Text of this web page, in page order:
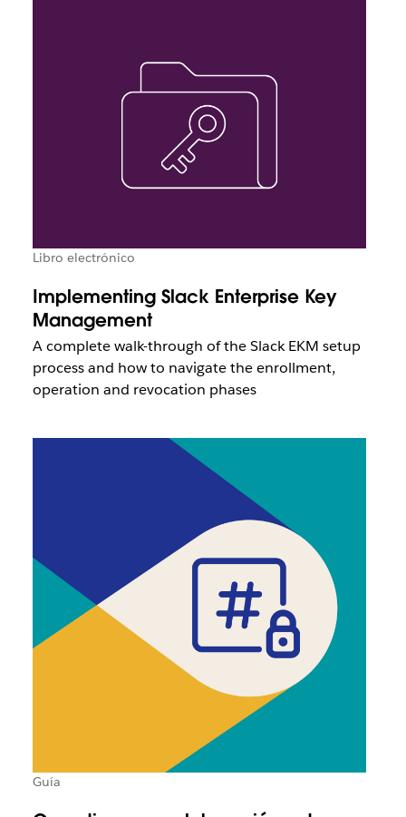
Libro electrónico
Implementing Slack Enterprise Key
Management
A complete walk-through of the Slack EKM setup
process and how to navigate the enrollment,
operation and revocation phases
Guía